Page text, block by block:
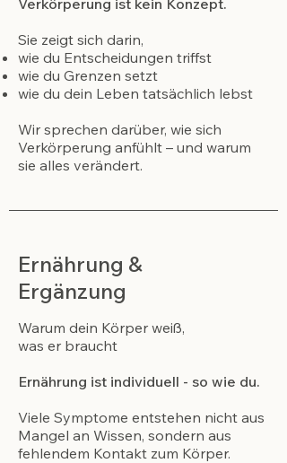
Verkörperung ist kein Konzept.
Sie zeigt sich darin,
wie du Entscheidungen triffst
wie du Grenzen setzt
wie du dein Leben tatsächlich lebst
Wir sprechen darüber, wie sich
Verkörperung anfühlt – und warum
sie alles verändert.
Ernährung &
Ergänzung
Warum dein Körper weiß,
was er braucht
Ernährung ist individuell - so wie du.
Viele Symptome entstehen nicht aus
Mangel an Wissen, sondern aus
fehlendem Kontakt zum Körper.